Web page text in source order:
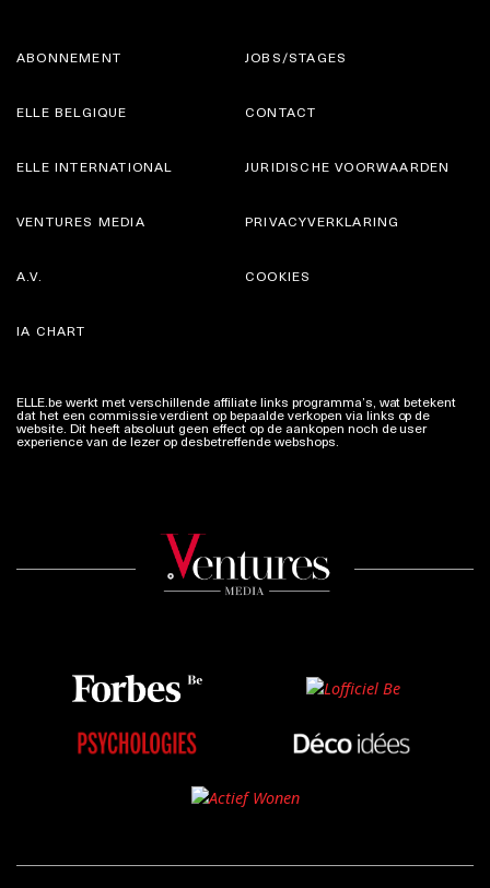
ABONNEMENT
ELLE BELGIQUE
JOBS/STAGES
CONTACT
ELLE INTERNATIONAL
VENTURES MEDIA
JURIDISCHE VOORWAARDEN
PRIVACYVERKLARING
A.V.
IA CHART
COOKIES
ELLE.be werkt met verschillende affiliate links programma’s, wat betekent
dat het een commissie verdient op bepaalde verkopen via links op de
website. Dit heeft absoluut geen effect op de aankopen noch de user
experience van de lezer op desbetreffende webshops.